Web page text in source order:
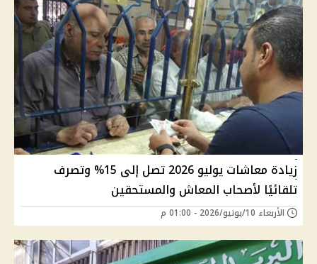
زيادة معاشات يوليو 2026 تصل إلى 15% وتصرف
تلقائيًا لأصحاب المعاش والمستحقين
الأربعاء 10/يونيو/2026 - 01:00 م